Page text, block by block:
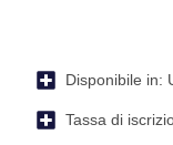
Disponibile in:
Tassa di